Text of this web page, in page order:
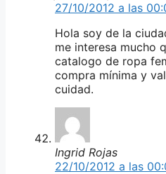
27/10/2012 a las
Hola soy de la
me interesa mucho
catalogo de ropa
compra mínima y
cuidad.
Ingrid Rojas
22/10/2012 a las